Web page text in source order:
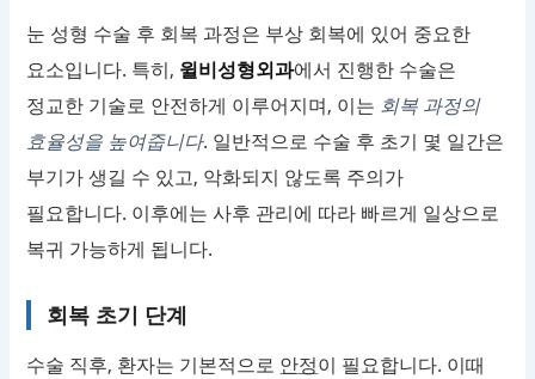
눈 성형 수술 후 회복 과정은 부상 회복에 있어 중요한
요소입니다. 특히, 윌비성형외과에서 진행한 수술은
정교한 기술로 안전하게 이루어지며, 이는 회복 과정의
효율성을 높여줍니다. 일반적으로 수술 후 초기 몇 일간은
부기가 생길 수 있고, 악화되지 않도록 주의가
필요합니다. 이후에는 사후 관리에 따라 빠르게 일상으로
복귀 가능하게 됩니다.
회복 초기 단계
수술 직후, 환자는 기본적으로 안정이 필요합니다. 이때